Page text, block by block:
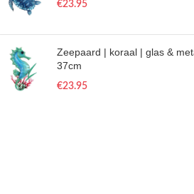
€23.95
Zeepaard | koraal | glas &
37cm
€23.95